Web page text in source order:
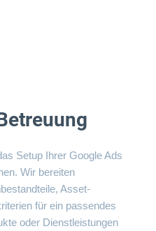
Setup Ihrer Google Ads
Wir bereiten
Asset-
für ein passendes
oder Dienstleistungen